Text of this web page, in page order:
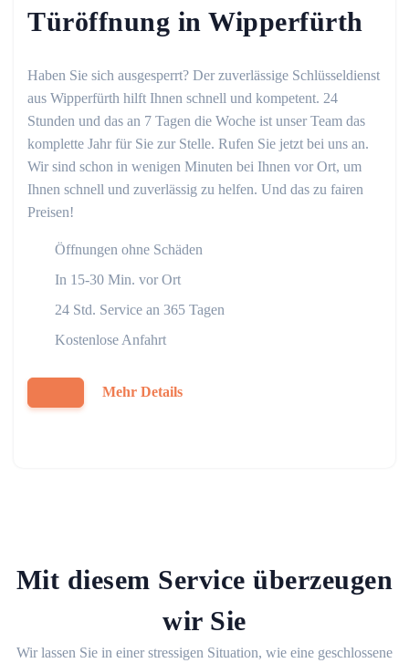
Türöffnung in Wipperfürth
Haben Sie sich ausgesperrt? Der zuverlässige Schlüsseldienst
aus Wipperfürth hilft Ihnen schnell und kompetent. 24
Stunden und das an 7 Tagen die Woche ist unser Team das
komplette Jahr für Sie zur Stelle. Rufen Sie jetzt bei uns an.
Wir sind schon in wenigen Minuten bei Ihnen vor Ort, um
Ihnen schnell und zuverlässig zu helfen. Und das zu fairen
Preisen!
Öffnungen ohne Schäden
In 15-30 Min. vor Ort
24 Std. Service an 365 Tagen
Kostenlose Anfahrt
Mehr Details
Mit diesem Service überzeugen
wir Sie
Wir lassen Sie in einer stressigen Situation, wie eine geschlossene